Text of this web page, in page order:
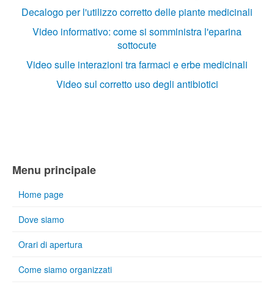
Decalogo per l'utilizzo corretto delle piante medicinali
Video informativo: come si somministra l'eparina
sottocute
Video sulle interazioni tra farmaci e erbe medicinali
Video sul corretto uso degli antibiotici
Menu principale
Home page
Dove siamo
Orari di apertura
Come siamo organizzati